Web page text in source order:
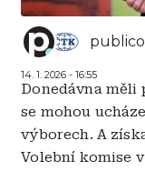
publico
14. 1. 2026 - 16:55
Donedávna měli
se mohou
výborech. A
Volební komise